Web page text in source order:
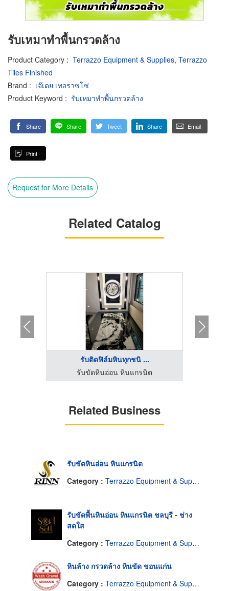
รับเหมาทำพื้นกรวดล้าง
Product Category : Terrazzo Equipment & Supplies, Terrazzo
Tiles Finished
Brand : เจ๊เตย เทอราซโซ่
Product Keyword : รับเหมาทำพื้นกรวดล้าง
Share Share Tweet Share Email
Print
Request for More Details
Related Catalog
รับติดฟิล์มหินทุกชนิ ...
รับขัดหินอ่อน หินแกรนิต
Related Business
รับขัดหินอ่อน หินแกรนิต
Category : Terrazzo Equipment & Supplies
รับขัดพื้นหินอ่อน หินแกรนิต ชลบุรี - ช่าง
สดใส
Category : Terrazzo Equipment & Supplies
หินล้าง กรวดล้าง หินขัด ขอนแก่น
Category : Terrazzo Equipment & Supplies